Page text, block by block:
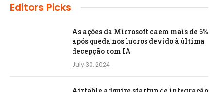
Editors Picks
As ações da Microsoft caem mais de 6%
após queda nos lucros devido à última
decepção com IA
July 30, 2024